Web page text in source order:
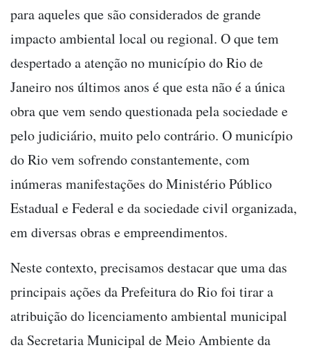
para aqueles que são considerados de grande
impacto ambiental local ou regional. O que tem
despertado a atenção no município do Rio de
Janeiro nos últimos anos é que esta não é a única
obra que vem sendo questionada pela sociedade e
pelo judiciário, muito pelo contrário. O município
do Rio vem sofrendo constantemente, com
inúmeras manifestações do Ministério Público
Estadual e Federal e da sociedade civil organizada,
em diversas obras e empreendimentos.
Neste contexto, precisamos destacar que uma das
principais ações da Prefeitura do Rio foi tirar a
atribuição do licenciamento ambiental municipal
da Secretaria Municipal de Meio Ambiente da